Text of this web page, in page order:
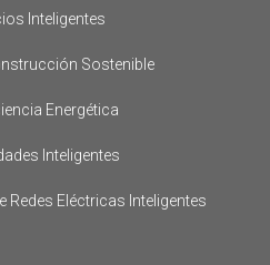
Inteligentes
Sostenible
Energética
Inteligentes
Redes Eléctricas Inteligentes